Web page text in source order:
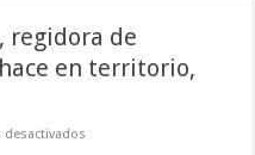
regidora de
en territorio,